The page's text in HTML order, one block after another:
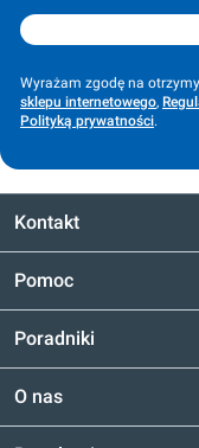
Wyrażam zgodę na
sklepu internetowego,
Polityką prywatności.
Kontakt
Pomoc
Poradniki
O nas